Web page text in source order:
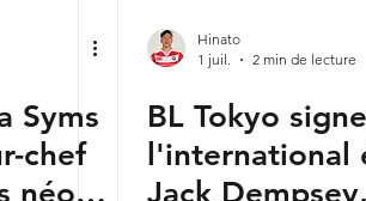
Syms
chef
néo-
Hinato
1 juil.
2 min de lecture
BL Tokyo signe
l'international
Jack Dempsey,